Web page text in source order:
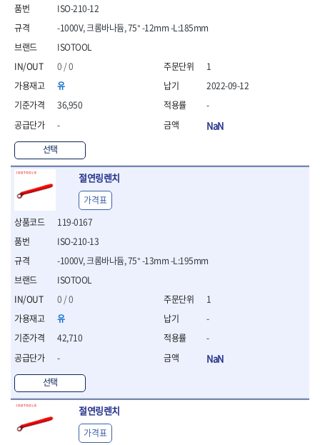
- 고지톱
- 다목적가위
- 안전커터칼
- 휠메저
- 마킹
연마용품
- 조줄
- 조줄세트
- 판금줄홀더
공구함.공구집
- 탑체스터
- 플라스틱이동공구함
- 공구통
- 공구가방
기타 작업공구
- 헤라
- 케이스
- 핀
ISOTOOL
0 / 0
유
36,950
-
선택
ISO-210-12
-1000V, 크롬바나듐, 75° -12mm -L:185mm
1
2022-09-12
-
NaN
절연링렌치
119-0167
ISOTOOL
0 / 0
유
42,710
-
선택
ISO-210-13
-1000V, 크롬바나듐, 75° -13mm -L:195mm
가격표
1
-
-
NaN
절연링렌치
가격표